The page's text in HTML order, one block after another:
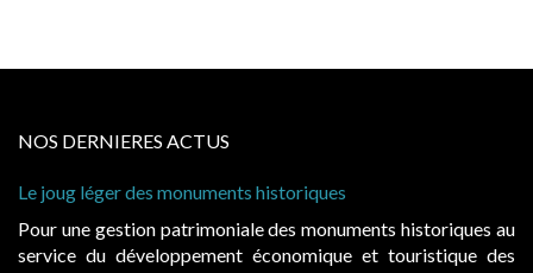
NOS DERNIERES ACTUS
monuments historiques au
et touristique des
Cabines de plage : le juge admet
Evocatrices des bains de mer,